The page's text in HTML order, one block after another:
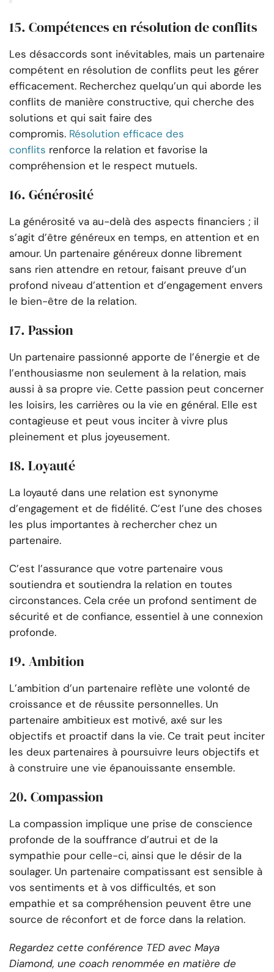
15. Compétences en résolution de conflits
Les désaccords sont inévitables, mais un partenaire
compétent en résolution de conflits peut les gérer
efficacement. Recherchez quelqu’un qui aborde les
conflits de manière constructive, qui cherche des
solutions et qui sait faire des
compromis. Résolution efficace des
conflits renforce la relation et favorise la
compréhension et le respect mutuels.
16. Générosité
La générosité va au-delà des aspects financiers ; il
s’agit d’être généreux en temps, en attention et en
amour. Un partenaire généreux donne librement
sans rien attendre en retour, faisant preuve d’un
profond niveau d’attention et d’engagement envers
le bien-être de la relation.
17. Passion
Un partenaire passionné apporte de l’énergie et de
l’enthousiasme non seulement à la relation, mais
aussi à sa propre vie. Cette passion peut concerner
les loisirs, les carrières ou la vie en général. Elle est
contagieuse et peut vous inciter à vivre plus
pleinement et plus joyeusement.
18. Loyauté
La loyauté dans une relation est synonyme
d’engagement et de fidélité. C’est l’une des choses
les plus importantes à rechercher chez un
partenaire.
C’est l’assurance que votre partenaire vous
soutiendra et soutiendra la relation en toutes
circonstances. Cela crée un profond sentiment de
sécurité et de confiance, essentiel à une connexion
profonde.
19. Ambition
L’ambition d’un partenaire reflète une volonté de
croissance et de réussite personnelles. Un
partenaire ambitieux est motivé, axé sur les
objectifs et proactif dans la vie. Ce trait peut inciter
les deux partenaires à poursuivre leurs objectifs et
à construire une vie épanouissante ensemble.
20. Compassion
La compassion implique une prise de conscience
profonde de la souffrance d’autrui et de la
sympathie pour celle-ci, ainsi que le désir de la
soulager. Un partenaire compatissant est sensible à
vos sentiments et à vos difficultés, et son
empathie et sa compréhension peuvent être une
source de réconfort et de force dans la relation.
Regardez cette conférence TED avec Maya
Diamond, une coach renommée en matière de